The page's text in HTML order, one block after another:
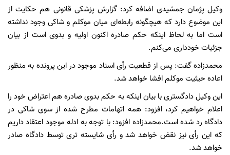
وکیل پژمان جمشیدی اضافه کرد: گزارش پزشکی قانونی هم حکایت از
این موضوع دارد که هیچگونه رابطه‌ای میان موکلم و شاکی وجود نداشته
است اما به لحاظ اینکه حکم صادره اکنون اولیه و بدوی است از بیان
جزئیات خودداری می‌کنم.
محمدزاده گفت: پس از قطعیت رأی اسناد موجود در این پرونده به منظور
اعاده حیثیت موکلم افشا خواهد شد.
این وکیل دادگستری با بیان اینکه به حکم بدوی صادره هم اعتراض خود را
اعلام خواهیم کرد، افزود: همه اتهامات مطرح شده از سوی شاکی در
دادگاه رد شده است.محمدزاده افزود: با توجه به ادله موجود اعتقاد داریم
که این رأی نیز نقض خواهد شد و رأی شایسته ‌تری توسط دادگاه صادر
خواهد شد.